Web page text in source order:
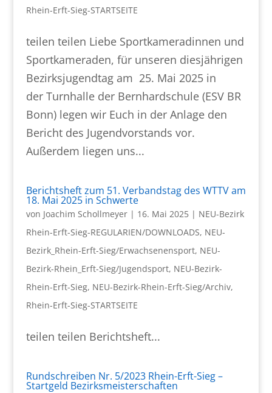
Rhein-Erft-Sieg-STARTSEITE
teilen teilen Liebe Sportkameradinnen und
Sportkameraden, für unseren diesjährigen
Bezirksjugendtag am 25. Mai 2025 in
der Turnhalle der Bernhardschule (ESV BR
Bonn) legen wir Euch in der Anlage den
Bericht des Jugendvorstands vor.
Außerdem liegen uns...
Berichtsheft zum 51. Verbandstag des WTTV am
18. Mai 2025 in Schwerte
von Joachim Schollmeyer| 16. Mai 2025| NEU-Bezirk
Rhein-Erft-Sieg-REGULARIEN/DOWNLOADS, NEU-
Bezirk_Rhein-Erft-Sieg/Erwachsenensport, NEU-
Bezirk-Rhein_Erft-Sieg/Jugendsport, NEU-Bezirk-
Rhein-Erft-Sieg, NEU-Bezirk-Rhein-Erft-Sieg/Archiv,
Rhein-Erft-Sieg-STARTSEITE
teilen teilen Berichtsheft...
Rundschreiben Nr. 5/2023 Rhein-Erft-Sieg –
Startgeld Bezirksmeisterschaften